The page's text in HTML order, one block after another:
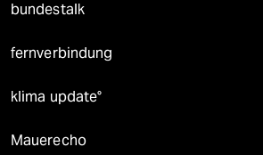
bundestalk
fernverbindung
klima update°
Mauerecho